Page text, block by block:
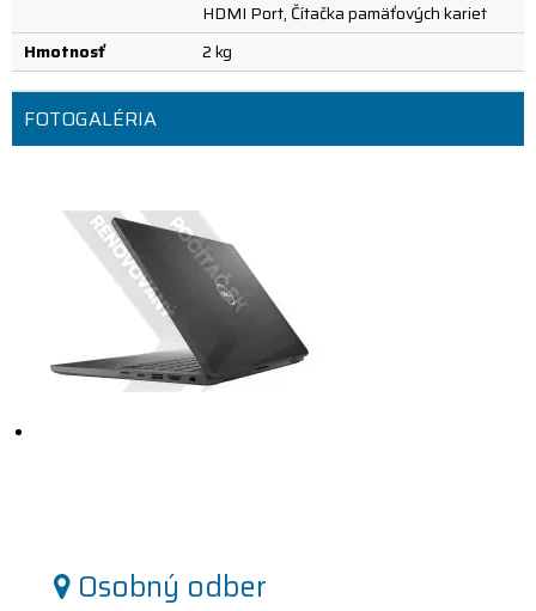
HDMI Port, Čítačka pamäťových kariet
Hmotnosť
2 kg
FOTOGALÉRIA
Osobný odber